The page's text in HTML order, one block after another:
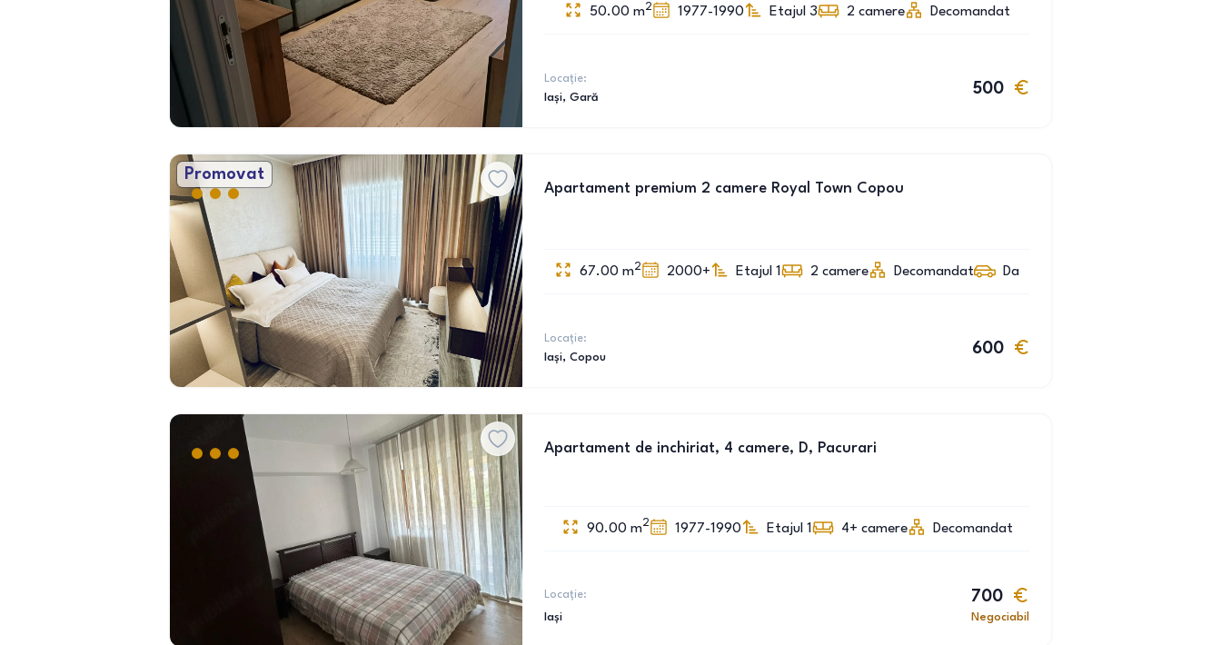
50.00 m2 1977-1990 Etajul 3 2 camere Decomandat
Locație:
Iași, Gară
500
Promovat
Apartament premium 2 camere Royal Town Copou
67.00 m2 2000+ Etajul 1 2 camere Decomandat Da
Locație:
Iași, Copou
600
Apartament de inchiriat, 4 camere, D, Pacurari
90.00 m2 1977-1990 Etajul 1 4+ camere Decomandat
Locație:
Iași
700
Negociabil